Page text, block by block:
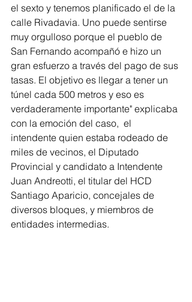
el sexto y tenemos planificado el de la
calle Rivadavia. Uno puede sentirse
muy orgulloso porque el pueblo de
San Fernando acompañó e hizo un
gran esfuerzo a través del pago de sus
tasas. El objetivo es llegar a tener un
túnel cada 500 metros y eso es
verdaderamente importante" explicaba
con la emoción del caso,  el
intendente quien estaba rodeado de
miles de vecinos, el Diputado
Provincial y candidato a Intendente
Juan Andreotti, el titular del HCD
Santiago Aparicio, concejales de
diversos bloques, y miembros de
entidades intermedias.